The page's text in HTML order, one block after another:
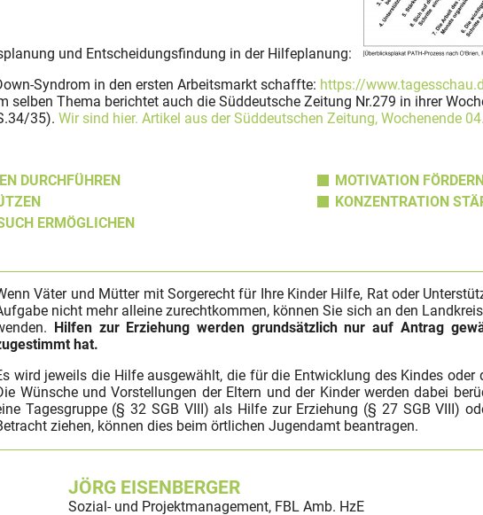
und Entscheidungsfindung in der Hilfeplanung:
Syndrom in den ersten Arbeitsmarkt schaffte: https://
selben Thema berichtet auch die Süddeutsche Zeitung Nr.279 in ihrer
35). Wir sind hier. Artikel aus der Süddeutschen Zeitung, Wochenende
DURCHFÜHREN
ERMÖGLICHEN
MOTIVATION
KONZENTRATION
Väter und Mütter mit Sorgerecht für Ihre Kinder Hilfe, Rat oder
nicht mehr alleine zurechtkommen, können Sie sich an den
Hilfen zur Erziehung werden grundsätzlich nur auf Antrag
hat.
wird jeweils die Hilfe ausgewählt, die für die Entwicklung des Kindes
Wünsche und Vorstellungen der Eltern und der Kinder werden dabei
Tagesgruppe (§ 32 SGB VIII) als Hilfe zur Erziehung (§ 27 SGB VIII)
ziehen, können dies beim örtlichen Jugendamt beantragen.
JÖRG EISENBERGER
Sozial- und Projektmanagement, FBL Amb. HzE